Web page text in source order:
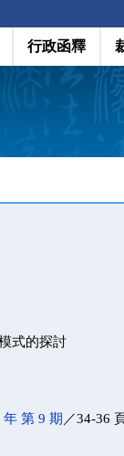
行政函釋
式的探討
年 第 9 期 ／34-36